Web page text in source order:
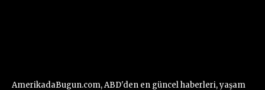
AmerikadaBugun.com, ABD'den en güncel haberleri, yaşam